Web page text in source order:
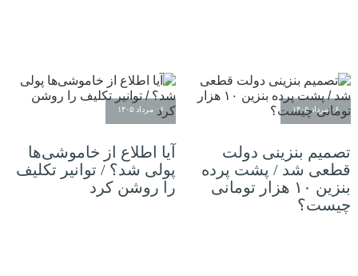
۰۶ مرداد ۱۴۰۵
تصمیم بنزینی دولت
قطعی شد / پشت پرده
بنزین ۱۰ هزار تومانی
چیست؟
۰۶ مرداد ۱۴۰۵
آیا اطلاع از خاموشی‌ها
پولی شد؟ / توانیر تکلیف
را روشن کرد